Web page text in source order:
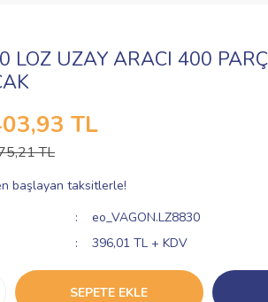
LOZ UZAY ARACI 400
TL
TL
başlayan taksitlerle!
eo_VAGON.LZ8830
396,01 TL + KDV
SEPETE EKLE